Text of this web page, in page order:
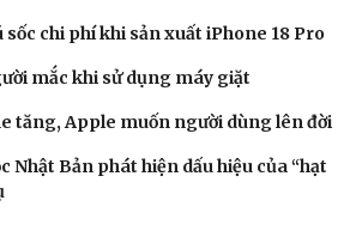
chi phí khi sản xuất iPhone 18 Pro
mắc khi sử dụng máy giặt
tăng, Apple muốn người dùng lên đời
Nhật Bản phát hiện dấu hiệu của “hạt